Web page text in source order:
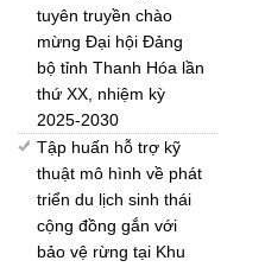
tuyên truyền chào
mừng Đại hội Đảng
bộ tỉnh Thanh Hóa lần
thứ XX, nhiệm kỳ
2025-2030
Tập huấn hỗ trợ kỹ
thuật mô hình về phát
triển du lịch sinh thái
cộng đồng gắn với
bảo vệ rừng tại Khu